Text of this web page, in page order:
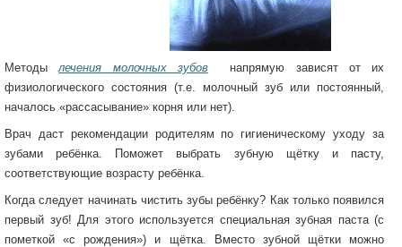
Методылечения молочных зубовнапрямую зависят от их
физиологического состояния (т.е. молочный зуб или постоянный,
началось «рассасывание» корня или нет).
Врач даст рекомендации родителям по гигиеническому уходу за
зубами ребёнка. Поможет выбрать зубную щётку и пасту,
соответствующие возрасту ребёнка.
Когда следует начинать чистить зубы ребёнку? Как только появился
первый зуб! Для этого используется специальная зубная паста (с
пометкой «с рождения») и щётка. Вместо зубной щётки можно